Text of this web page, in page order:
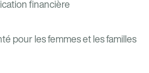
financière
pour les femmes et les familles